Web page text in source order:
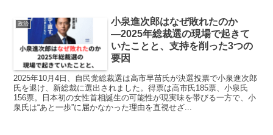
政治
小泉進次郎はなぜ敗れたのか
―2025年総裁選の現場で起きて
いたことと、支持を削った3つの
要因
2025年10月4日、自民党総裁選は高市早苗氏が決選投票で小泉進次郎
氏を退け、新総裁に選出されました。得票は高市氏185票、小泉氏
156票。日本初の女性首相誕生の可能性が現実味を帯びる一方で、小
泉氏は“あと一歩”に届かなかった理由を直視せざ...